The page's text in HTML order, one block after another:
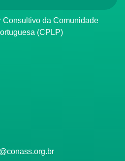
(CPLP)